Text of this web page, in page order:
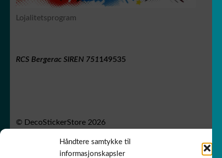
Håndtere samtykke til
informasjonskapsler
Lojalitetsprogram
RCS Bergerac SIREN 751149535
© DecoStickerStore 2026